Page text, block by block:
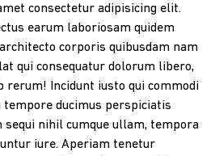
consectetur adipisicing elit.
earum laboriosam quidem
corporis quibusdam nam
qui consequatur dolorum libero,
rerum! Incidunt iusto qui commodi
ducimus perspiciatis
sequi nihil cumque ullam, tempora
iure. Aperiam tenetur